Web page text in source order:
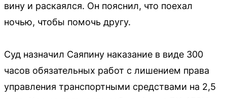
вину и раскаялся. Он пояснил, что поехал
ночью, чтобы помочь другу.
Суд назначил Саяпину наказание в виде 300
часов обязательных работ с лишением права
управления транспортными средствами на 2,5